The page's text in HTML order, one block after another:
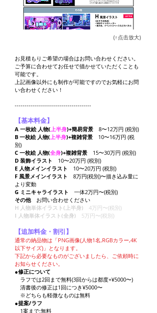
(↑点击放大)
お見積もり ご希望の場合はお問い合わせください。​
​ご予算に合わせて​お任せで描かせていただくことも
可能です。
上記画像以外にも制作が可能ですのでお気軽にお問
い合わせください！
---------------------------------------
【基本料金】
A 一枚絵 人物(上半身)+簡易背景 8〜12万円 (税別)
B 一枚絵 人物(上半身)+複雑背景
10〜16万円 (税
別)
C 一枚絵 人物(全身)+複雑背景 15〜30万円 (税別)
D 装飾イラス ト 10〜20万円 (税別)
E 人物メインイラスト
10〜20万円 (税別)
F 風景メインイラスト
8万円(税別)〜描き込み量に
より変動
G ミニキャライラスト
一体2万円〜(税別)
​​その他お問い合わせください
H 人物単体イラスト(上半身)
4万円〜(税別)
I 人物単体イラスト(全身)
5万円〜(税別)
【追加料金・割引】
通常の納品物は「PNG画像(人物1名,RGBカラー,4K
以下サイズ)」となります。
下記から必要なものがございましたら、 ご依頼時に
お知らせください。
●修正について
ラフでは2回まで無料(3回からは都度+¥5000〜)
清書後の修正は1回につき¥5000〜
​ ※どちらも軽微なものは無料
●提案/ラフ
1案まで:無料